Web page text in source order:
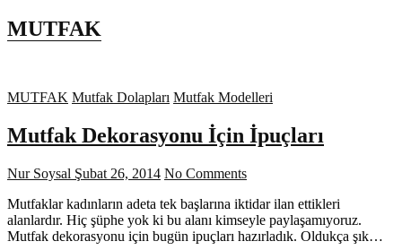
MUTFAK
MUTFAK Mutfak Dolapları Mutfak Modelleri
Mutfak Dekorasyonu İçin İpuçları
Nur Soysal Şubat 26, 2014 No Comments
Mutfaklar kadınların adeta tek başlarına iktidar ilan ettikleri
alanlardır. Hiç şüphe yok ki bu alanı kimseyle paylaşamıyoruz.
Mutfak dekorasyonu için bugün ipuçları hazırladık. Oldukça şık…